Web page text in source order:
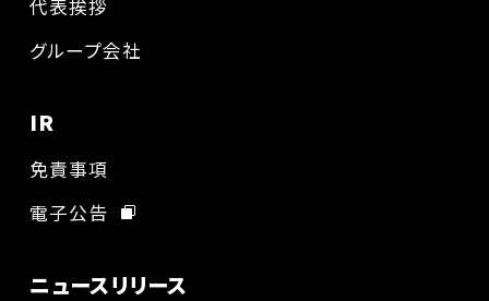
代表挨拶
グループ会社
IR
免責事項
電子公告
ニュースリリース